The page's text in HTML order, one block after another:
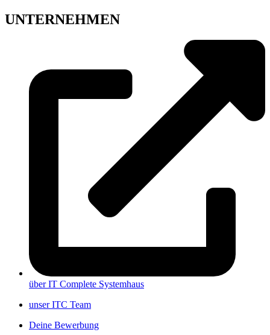
UNTERNEHMEN
über IT Complete Systemhaus
unser ITC Team
Deine Bewerbung